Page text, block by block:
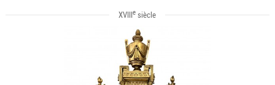
XVIIIe siècle